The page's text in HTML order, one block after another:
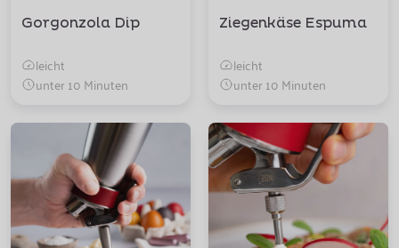
Gorgonzola Dip
leicht
unter 10 Minuten
Ziegenkäse Espuma
leicht
unter 10 Minuten